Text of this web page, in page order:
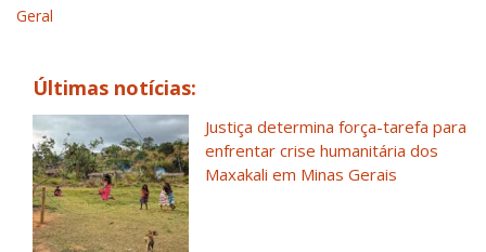
Geral
Últimas notícias:
Justiça determina força-tarefa para
enfrentar crise humanitária dos
Maxakali em Minas Gerais